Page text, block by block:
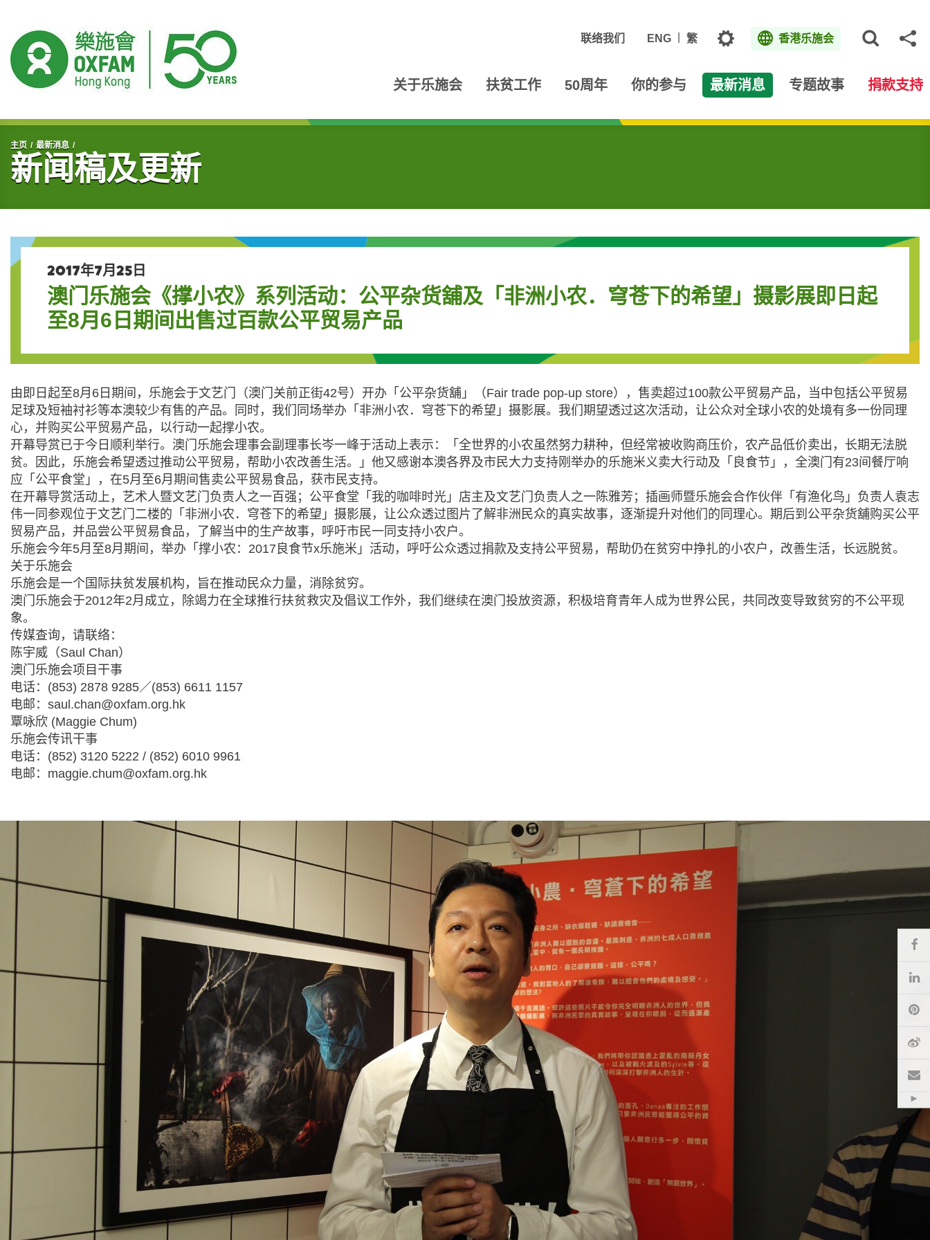
联络我们 ENG 繁 主题 香港乐施会
关于乐施会 扶贫工作 50周年 你的参与 最新消息 专题故事 捐款支持
开始主要内容
主页 最新消息
新闻稿及更新
2017年7月25日
澳门乐施会《撑小农》系列活动：公平杂货舖及「非洲小农．穹苍下的希望」摄影展即日起
至8月6日期间出售过百款公平贸易产品
由即日起至8月6日期间，乐施会于文艺门（澳门关前正街42号）开办「公平杂货舖」（Fair trade pop-up store），售卖超过100款公平贸易产品，当中包括公平贸易
足球及短袖衬衫等本澳较少有售的产品。同时，我们同场举办「非洲小农．穹苍下的希望」摄影展。我们期望透过这次活动，让公众对全球小农的处境有多一份同理
心，并购买公平贸易产品，以行动一起撑小农。
开幕导赏已于今日顺利举行。澳门乐施会理事会副理事长岑一峰于活动上表示：「全世界的小农虽然努力耕种，但经常被收购商压价，农产品低价卖出，长期无法脱
贫。因此，乐施会希望透过推动公平贸易，帮助小农改善生活。」他又感谢本澳各界及市民大力支持刚举办的乐施米义卖大行动及「良食节」，全澳门有23间餐厅响
应「公平食堂」，在5月至6月期间售卖公平贸易食品，获市民支持。
在开幕导赏活动上，艺术人暨文艺门负责人之一百强；公平食堂「我的咖啡时光」店主及文艺门负责人之一陈雅芳；插画师暨乐施会合作伙伴「有渔化鸟」负责人袁志
伟一同参观位于文艺门二楼的「非洲小农．穹苍下的希望」摄影展，让公众透过图片了解非洲民众的真实故事，逐渐提升对他们的同理心。期后到公平杂货舖购买公平
贸易产品，并品尝公平贸易食品，了解当中的生产故事，呼吁市民一同支持小农户。
乐施会今年5月至8月期间，举办「撑小农：2017良食节x乐施米」活动，呼吁公众透过捐款及支持公平贸易，帮助仍在贫穷中挣扎的小农户，改善生活，长远脱贫。
关于乐施会
乐施会是一个国际扶贫发展机构，旨在推动民众力量，消除贫穷。
澳门乐施会于2012年2月成立，除竭力在全球推行扶贫救灾及倡议工作外，我们继续在澳门投放资源，积极培育青年人成为世界公民，共同改变导致贫穷的不公平现
象。
传媒查询，请联络：
陈宇威（Saul Chan）
澳门乐施会项目干事
电话：(853) 2878 9285／(853) 6611 1157
电邮： saul.chan@oxfam.org.hk
覃咏欣 (Maggie Chum)
乐施会传讯干事
电话：(852) 3120 5222 / (852) 6010 9961
电邮： maggie.chum@oxfam.org.hk